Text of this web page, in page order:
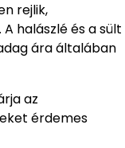
rejlik,
halászlé és a sült
ára általában
az
érdemes